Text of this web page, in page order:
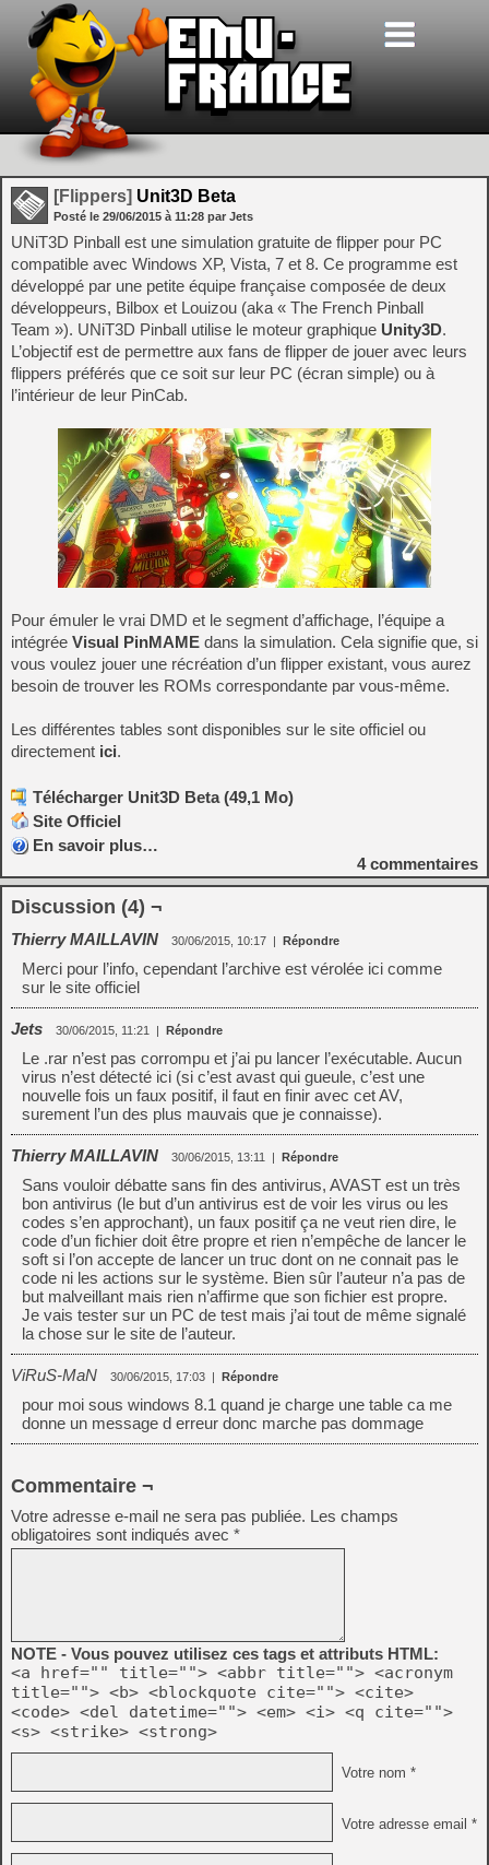
[Flippers] Unit3D Beta
Posté le 29/06/2015 à 11:28 par Jets
UNiT3D Pinball est une simulation gratuite de flipper pour PC
compatible avec Windows XP, Vista, 7 et 8. Ce programme est
développé par une petite équipe française composée de deux
développeurs, Bilbox et Louizou (aka « The French Pinball
Team »). UNiT3D Pinball utilise le moteur graphique Unity3D.
L’objectif est de permettre aux fans de flipper de jouer avec leurs
flippers préférés que ce soit sur leur PC (écran simple) ou à
l’intérieur de leur PinCab.
Pour émuler le vrai DMD et le segment d’affichage, l’équipe a
intégrée Visual PinMAME dans la simulation. Cela signifie que, si
vous voulez jouer une récréation d’un flipper existant, vous aurez
besoin de trouver les ROMs correspondante par vous-même.
Les différentes tables sont disponibles sur le site officiel ou
directement ici.
Télécharger Unit3D Beta (49,1 Mo)
Site Officiel
En savoir plus…
4commentaires
Discussion (4) ¬
Thierry MAILLAVIN 30/06/2015, 10:17 | Répondre
Merci pour l’info, cependant l’archive est vérolée ici comme
sur le site officiel
Jets 30/06/2015, 11:21 | Répondre
Le .rar n’est pas corrompu et j’ai pu lancer l’exécutable. Aucun
virus n’est détecté ici (si c’est avast qui gueule, c’est une
nouvelle fois un faux positif, il faut en finir avec cet AV,
surement l’un des plus mauvais que je connaisse).
Thierry MAILLAVIN 30/06/2015, 13:11 | Répondre
Sans vouloir débatte sans fin des antivirus, AVAST est un très
bon antivirus (le but d’un antivirus est de voir les virus ou les
codes s’en approchant), un faux positif ça ne veut rien dire, le
code d’un fichier doit être propre et rien n’empêche de lancer le
soft si l’on accepte de lancer un truc dont on ne connait pas le
code ni les actions sur le système. Bien sûr l’auteur n’a pas de
but malveillant mais rien n’affirme que son fichier est propre.
Je vais tester sur un PC de test mais j’ai tout de même signalé
la chose sur le site de l’auteur.
ViRuS-MaN 30/06/2015, 17:03 | Répondre
pour moi sous windows 8.1 quand je charge une table ca me
donne un message d erreur donc marche pas dommage
Commentaire ¬
Votre adresse e-mail ne sera pas publiée. Les champs
obligatoires sont indiqués avec *
NOTE - Vous pouvez utilisez ces tags et attributs HTML:
<a href="" title=""> <abbr title=""> <acronym
title=""> <b> <blockquote cite=""> <cite>
<code> <del datetime=""> <em> <i> <q cite="">
<s> <strike> <strong>
Votre nom *
Votre adresse email *